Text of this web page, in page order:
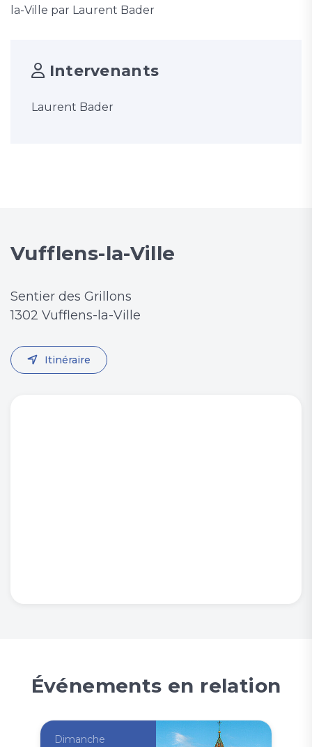
la-Ville par Laurent Bader
Intervenants
Laurent Bader
Vufflens-la-Ville
Sentier des Grillons
1302 Vufflens-la-Ville
Itinéraire
Événements en relation
Dimanche